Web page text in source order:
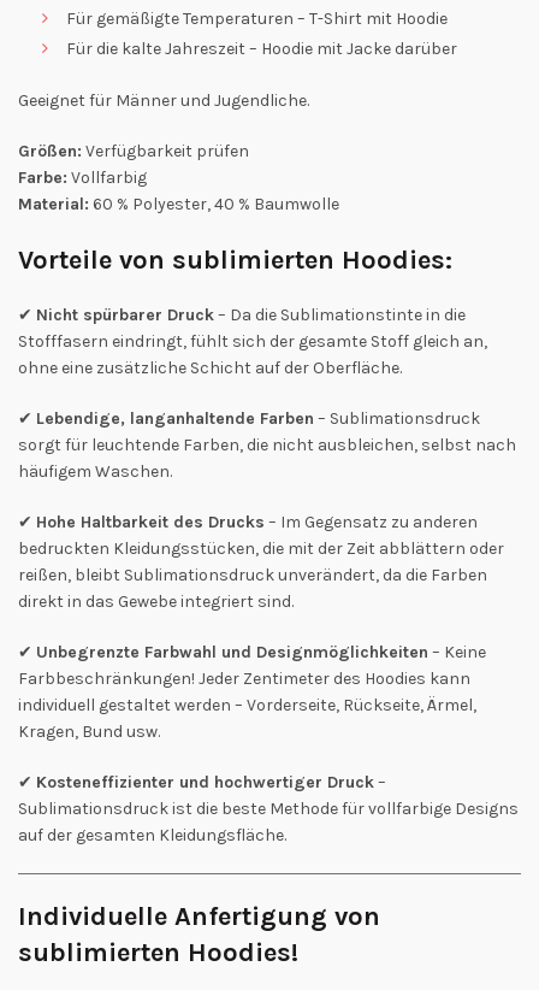
Für gemäßigte Temperaturen – T-Shirt mit Hoodie
Für die kalte Jahreszeit – Hoodie mit Jacke darüber
Geeignet für Männer und Jugendliche.
Größen: Verfügbarkeit prüfen
Farbe: Vollfarbig
Material: 60 % Polyester, 40 % Baumwolle
Vorteile von sublimierten Hoodies:
✔ Nicht spürbarer Druck– Da die Sublimationstinte in die
Stofffasern eindringt, fühlt sich der gesamte Stoff gleich an,
ohne eine zusätzliche Schicht auf der Oberfläche.
✔ Lebendige, langanhaltende Farben – Sublimationsdruck
sorgt für leuchtende Farben, die nicht ausbleichen, selbst nach
häufigem Waschen.
✔ Hohe Haltbarkeit des Drucks – Im Gegensatz zu anderen
bedruckten Kleidungsstücken, die mit der Zeit abblättern oder
reißen, bleibt Sublimationsdruck unverändert, da die Farben
direkt in das Gewebe integriert sind.
✔ Unbegrenzte Farbwahl und Designmöglichkeiten – Keine
Farbbeschränkungen! Jeder Zentimeter des Hoodies kann
individuell gestaltet werden – Vorderseite, Rückseite, Ärmel,
Kragen, Bund usw.
✔ Kosteneffizienter und hochwertiger Druck–
Sublimationsdruck ist die beste Methode für vollfarbige Designs
auf der gesamten Kleidungsfläche.
Individuelle Anfertigung von
sublimierten Hoodies!